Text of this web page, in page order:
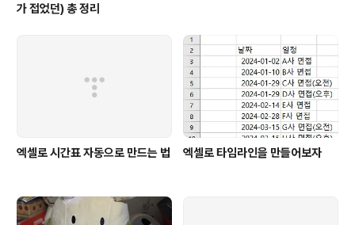
가 접었던) 총 정리
엑셀로 시간표 자동으로 만드는 법 엑셀로 타임라인을 만들어보자